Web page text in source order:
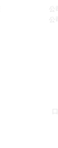
公
公